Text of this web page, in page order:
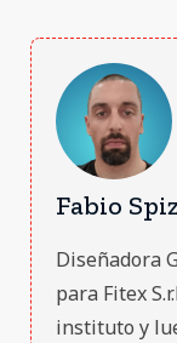
Fabio
Diseñadora
para Fitex
instituto y